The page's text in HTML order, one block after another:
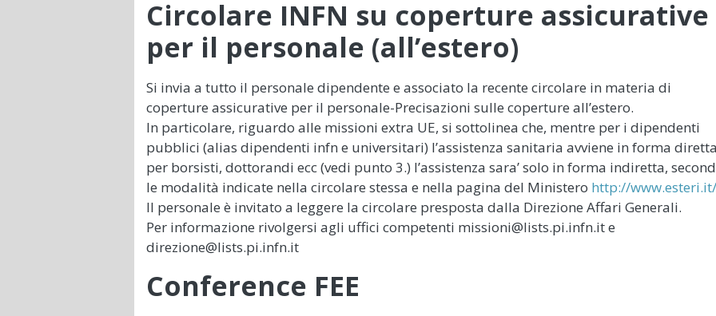
Circolare INFN su coperture assicurative
per il personale (all’estero)
Si invia a tutto il personale dipendente e associato la recente circolare in materia di
coperture assicurative per il personale-Precisazioni sulle coperture all’estero.
In particolare, riguardo alle missioni extra UE, si sottolinea che, mentre per i dipendenti
pubblici (alias dipendenti infn e universitari) l’assistenza sanitaria avviene in forma
per borsisti, dottorandi ecc (vedi punto 3.) l’assistenza sara’ solo in forma indiretta,
le modalità indicate nella circolare stessa e nella pagina del Ministero http://www.esteri.it/
Il personale è invitato a leggere la circolare presposta dalla Direzione Affari Generali.
Per informazione rivolgersi agli uffici competenti missioni@lists.pi.infn.it e
direzione@lists.pi.infn.it
Conference FEE